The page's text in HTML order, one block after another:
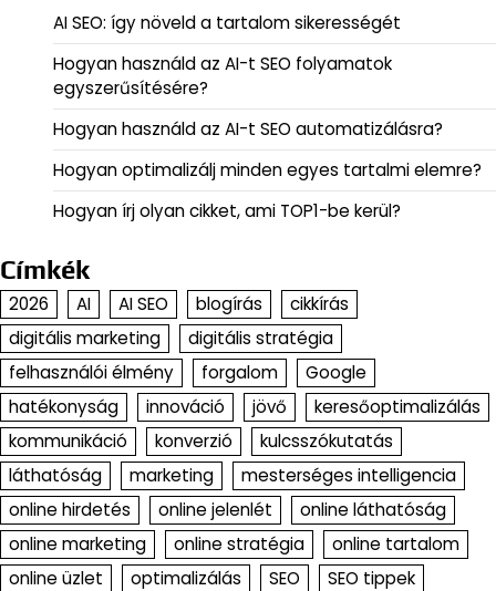
AI SEO: így növeld a tartalom sikerességét
Hogyan használd az AI-t SEO folyamatok
egyszerűsítésére?
Hogyan használd az AI-t SEO automatizálásra?
Hogyan optimalizálj minden egyes tartalmi elemre?
Hogyan írj olyan cikket, ami TOP1-be kerül?
Címkék
2026 AI AI SEO blogírás
cikkírás
digitális marketing
digitális stratégia
felhasználói élmény
forgalom
Google
hatékonyság
innováció jövő
keresőoptimalizálás
kommunikáció
konverzió
kulcsszókutatás
láthatóság
marketing
mesterséges intelligencia
online hirdetés
online jelenlét
online láthatóság
online marketing
online stratégia
online tartalom
online üzlet
optimalizálás SEO
SEO tippek